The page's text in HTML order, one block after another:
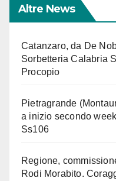
Altre News
Catanzaro, da De
Sorbetteria Calabria
Procopio
Pietragrande
a inizio secondo
Ss106
Regione,
Rodi Morabito.